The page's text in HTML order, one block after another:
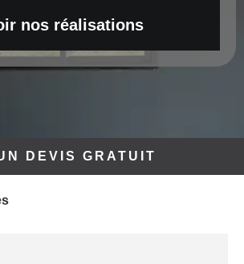
nos réalisations
DEVIS GRATUIT